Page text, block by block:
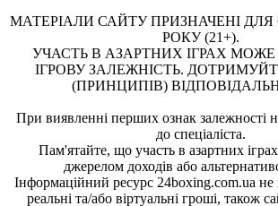
МАТЕРІАЛИ САЙТУ ПРИЗНАЧЕНІ ДЛЯ
РОКУ (21+).
УЧАСТЬ В АЗАРТНИХ ІГРАХ
ІГРОВУ ЗАЛЕЖНІСТЬ.
(ПРИНЦИПІВ)
При виявленні перших ознак залежності
до спеціаліста.
Пам'ятайте, що участь в азартних
джерелом доходів або
Інформаційний ресурс 24boxing.com.ua не
реальні та/або віртуальні гроші, також